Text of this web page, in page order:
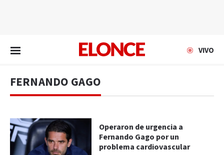
VIVO
FERNANDO GAGO
Operaron de urgencia a
Fernando Gago por un
problema cardiovascular